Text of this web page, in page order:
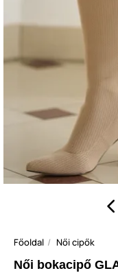
Főoldal Női cipők
Női bokacipő